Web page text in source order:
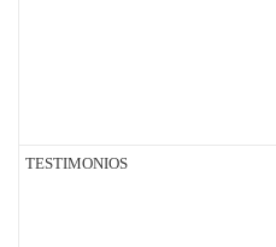
TESTIMONIOS